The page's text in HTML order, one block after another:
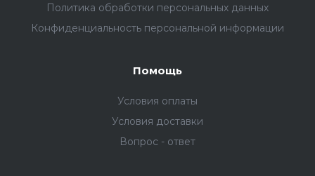
Политика обработки персональных данных
Конфиденциальность персональной информации
Помощь
Условия оплаты
Условия доставки
Вопрос - ответ